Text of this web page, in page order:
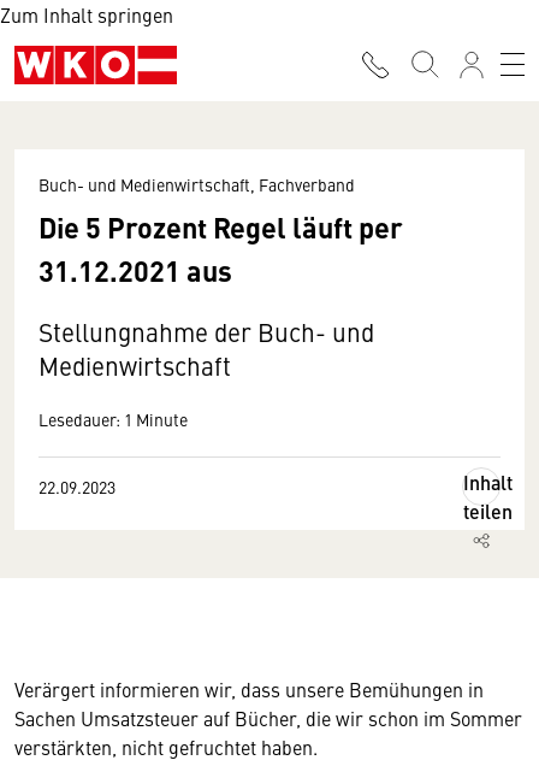
Zum Inhalt springen
Buch- und Medienwirtschaft, Fachverband
Die 5 Prozent Regel läuft per
31.12.2021 aus
Stellungnahme der Buch- und
Medienwirtschaft
Lesedauer: 1 Minute
22.09.2023
Inhalt
teilen
Verärgert informieren wir, dass unsere Bemühungen in
Sachen Umsatzsteuer auf Bücher, die wir schon im Sommer
verstärkten, nicht gefruchtet haben.